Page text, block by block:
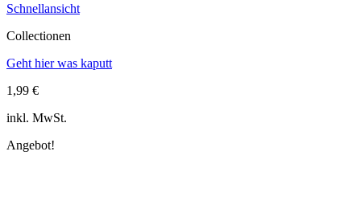
Schnellansicht
Collectionen
Geht hier was kaputt
1,99 €
inkl. MwSt.
Angebot!